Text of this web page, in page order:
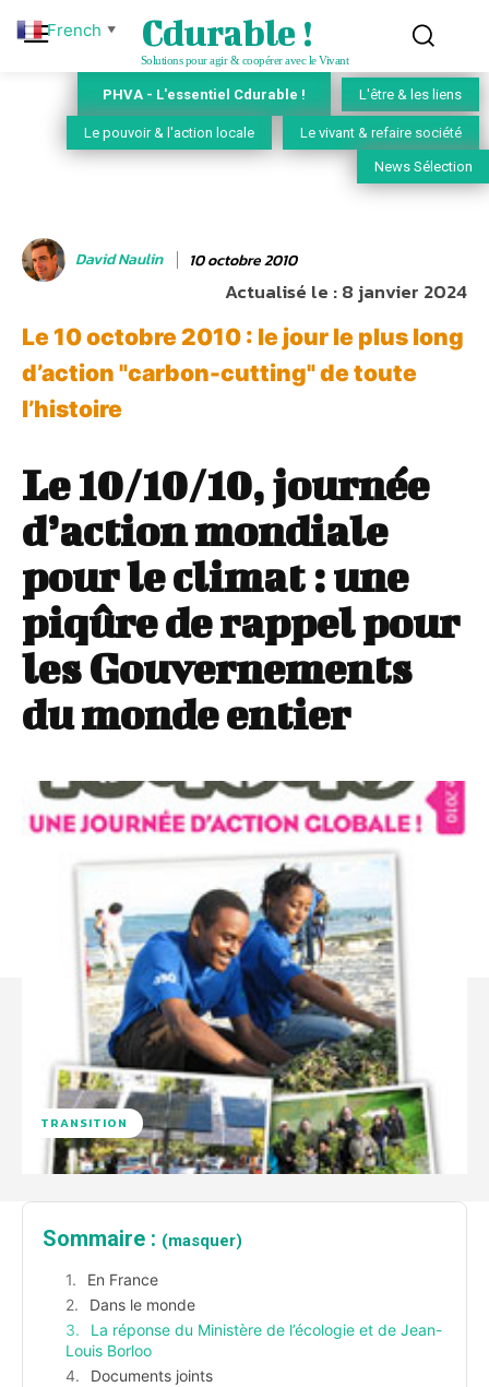
Cdurable !
Solutions pour agir & coopérer avec le Vivant
PHVA - L'essentiel Cdurable ! L'être & les liens
Le pouvoir & l'action locale Le vivant & refaire société
News Sélection
David Naulin 10 octobre 2010
Actualisé le :8 janvier 2024
Le 10 octobre 2010 : le jour le plus long
d’action "carbon-cutting" de toute
l’histoire
Le 10/10/10, journée
d’action mondiale
pour le climat : une
piqûre de rappel pour
les Gouvernements
du monde entier
TRANSITION
Sommaire : (masquer)
En France
Dans le monde
La réponse du Ministère de l’écologie et de Jean-
Louis Borloo
Documents joints
French ▼